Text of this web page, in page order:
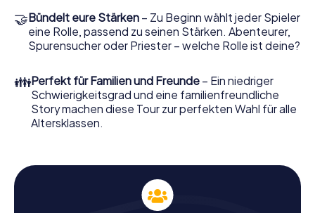
🤝Bündelt eure Stärken – Zu Beginn wählt jeder Spieler
eine Rolle, passend zu seinen Stärken. Abenteurer,
Spurensucher oder Priester – welche Rolle ist deine?
👪Perfekt für Familien und Freunde – Ein niedriger
Schwierigkeitsgrad und eine familienfreundliche
Story machen diese Tour zur perfekten Wahl für alle
Altersklassen.